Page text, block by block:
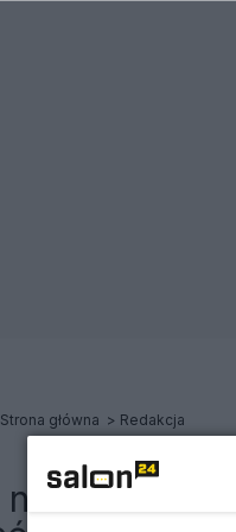
Strona główna Redakcja
notki: